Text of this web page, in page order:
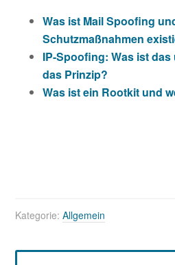
Was ist Mail Spoofing
Schutzmaßnahmen
IP-Spoofing: Was ist
das Prinzip?
Was ist ein Rootkit und
Kategorie:Allgemein